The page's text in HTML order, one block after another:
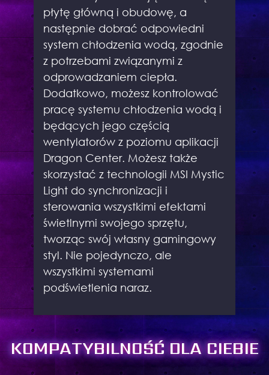
płytę główną i obudowę, a
następnie dobrać odpowiedni
system chłodzenia wodą, zgodnie
z potrzebami związanymi z
odprowadzaniem ciepła.
Dodatkowo, możesz kontrolować
pracę systemu chłodzenia wodą i
będących jego częścią
wentylatorów z poziomu aplikacji
Dragon Center. Możesz także
skorzystać z technologii MSI Mystic
Light do synchronizacji i
sterowania wszystkimi efektami
świetlnymi swojego sprzętu,
tworząc swój własny gamingowy
styl. Nie pojedynczo, ale
wszystkimi systemami
podświetlenia naraz.
KOMPATYBILNOŚĆ DLA CIEBIE